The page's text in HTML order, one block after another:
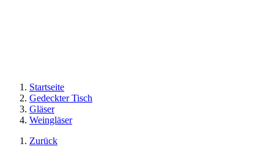
Startseite
Gedeckter Tisch
Gläser
Weingläser
Zurück